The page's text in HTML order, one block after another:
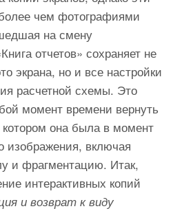
чем фотографиями
на смену
отчетов» сохраняет не
экрана, но и все настройки
расчетной схемы. Это
момент времени вернуть
она была в момент
изображения, включая
и фрагментацию. Итак,
интерактивных копий
и возврат к виду